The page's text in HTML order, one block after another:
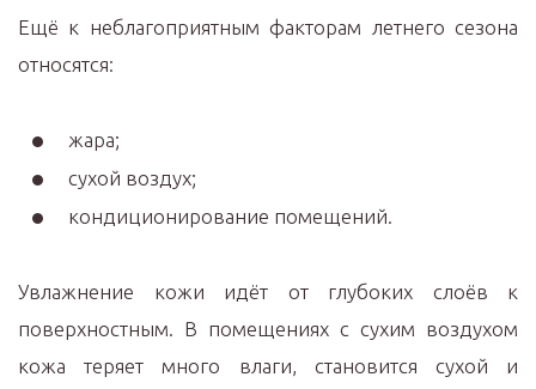
Ещё к неблагоприятным факторам летнего сезона
относятся:
жара;
сухой воздух;
кондиционирование помещений.
Увлажнение кожи идёт от глубоких слоёв к
поверхностным. В помещениях с сухим воздухом
кожа теряет много влаги, становится сухой и